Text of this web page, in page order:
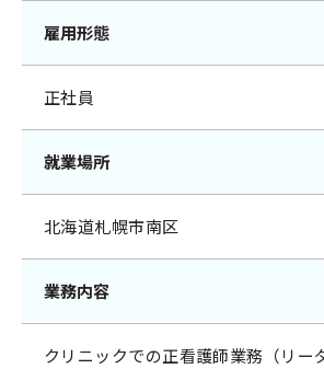
雇用形態
正社員
就業場所
北海道札幌市南区
業務内容
クリニックでの正看護師業務（リー